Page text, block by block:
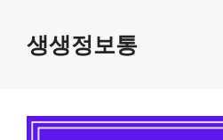
생생정보통